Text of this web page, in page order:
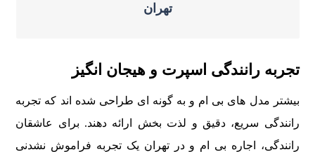
تهران
تجربه رانندگی اسپرت و هيجان انگيز
بيشتر مدل های بی ام و به گونه ای طراحی شده اند که تجربه
رانندگی سريع، دقيق و لذت بخش ارائه دهند. برای عاشقان
رانندگی، اجاره بی ام و در تهران يک تجربه فراموش نشدنی